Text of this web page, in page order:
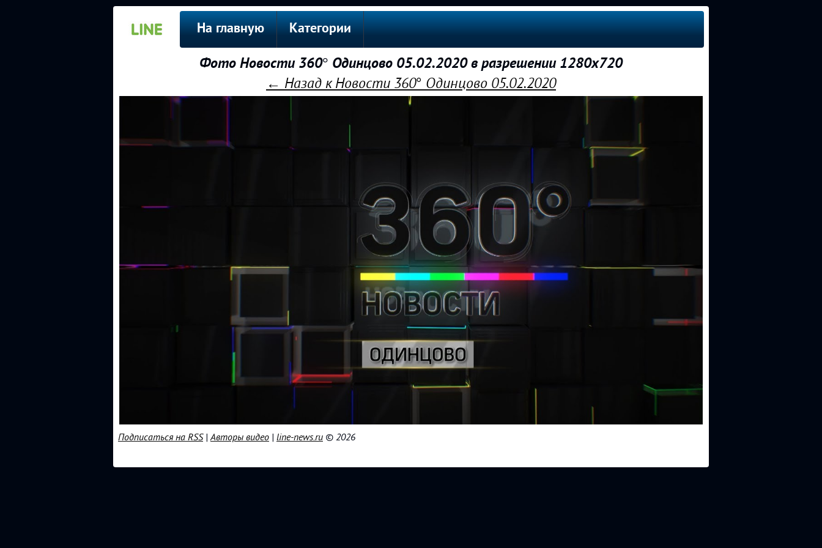
На главную Категории
Фото Новости 360° Одинцово 05.02.2020 в разрешении 1280x720
← Назад к Новости 360° Одинцово 05.02.2020
Подписаться на RSS|Авторы видео | line-news.ru © 2026